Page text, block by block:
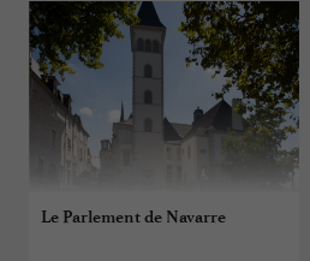
Le Parlement de Navarre